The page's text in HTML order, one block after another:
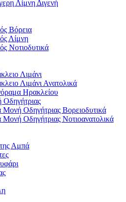
Λίμνη Διγενή
Βόρεια
Λίμνη
Νοτιοδυτικά
Λιμάνι
Λιμάνι Ανατολικά
Ηρακλείου
Μονή Οδηγήτριας Βορειοδυτικά
Μονή Οδηγήτριας Νοτιοανατολικά
Αμπά